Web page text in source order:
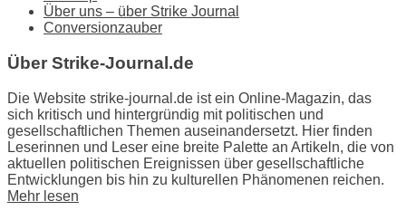
Über uns – über Strike Journal
Conversionzauber
Über Strike-Journal.de
Die Website strike-journal.de ist ein Online-Magazin, das
sich kritisch und hintergründig mit politischen und
gesellschaftlichen Themen auseinandersetzt. Hier finden
Leserinnen und Leser eine breite Palette an Artikeln, die von
aktuellen politischen Ereignissen über gesellschaftliche
Entwicklungen bis hin zu kulturellen Phänomenen reichen.
Mehr lesen